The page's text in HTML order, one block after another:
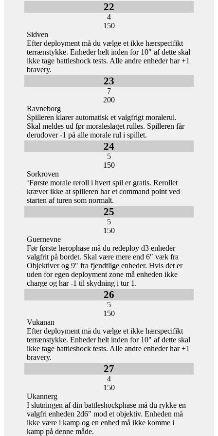
22
4
150
Sidven
Efter deployment må du vælge et ikke hærspecifikt
terrænstykke. Enheder helt inden for 10″ af dette skal
ikke tage battleshock tests. Alle andre enheder har +1
bravery.
23
7
200
Ravneborg
Spilleren klarer automatisk et valgfrigt moralerul.
Skal meldes ud før moraleslaget rulles. Spilleren får
derudover -1 på alle morale rul i spillet.
24
5
150
Sorkroven
‘Første morale reroll i hvert spil er gratis. Rerollet
kræver ikke at spilleren har et command point ved
starten af turen som normalt.
25
5
150
Guernevne
Før første herophase må du redeploy d3 enheder
valgfrit på bordet. Skal være mere end 6″ væk fra
Objektiver og 9″ fra fjendtlige enheder. Hvis det er
uden for egen deployment zone må enheden ikke
charge og har -1 til skydning i tur 1.
26
5
150
Vukanan
Efter deployment må du vælge et ikke hærspecifikt
terrænstykke. Enheder helt inden for 10″ af dette skal
ikke tage battleshock tests. Alle andre enheder har +1
bravery.
27
4
150
Ukannerg
I slutningen af din battleshockphase må du rykke en
valgfri enheden 2d6″ mod et objektiv. Enheden må
ikke være i kamp og en enhed må ikke komme i
kamp på denne måde.